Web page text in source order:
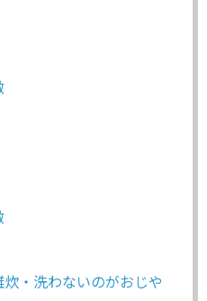
・洗わないのがおじや